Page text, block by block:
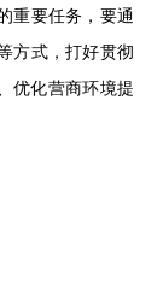
要任务，要通
方式，打好贯彻
优化营商环境提